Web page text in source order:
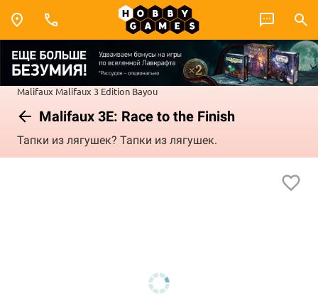
Malifaux Malifaux 3 Edition Bayou
Malifaux 3E: Race to the Finish
Тапки из лягушек? Тапки из лягушек.